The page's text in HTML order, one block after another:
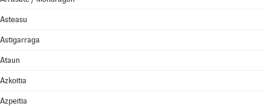
Asteasu
Astigarraga
Ataun
Azkoitia
Azpeitia